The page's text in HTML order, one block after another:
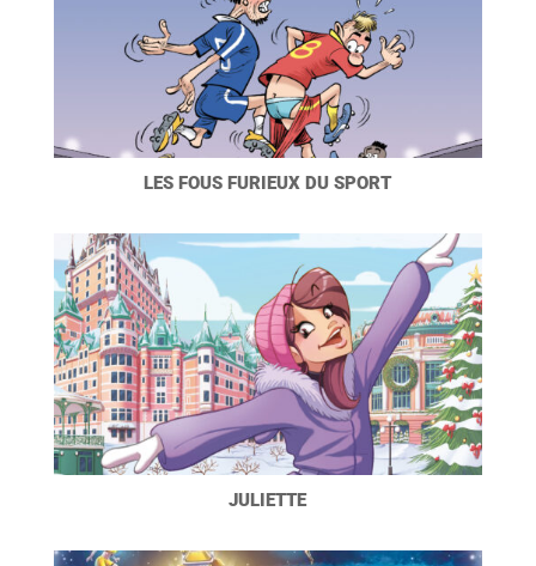
LES FOUS FURIEUX DU SPORT
JULIETTE